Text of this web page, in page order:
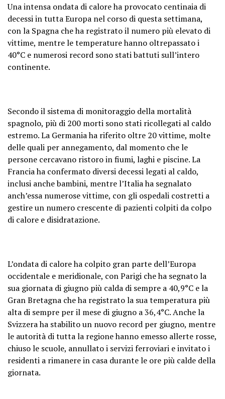
Una intensa ondata di calore ha provocato centinaia di
decessi in tutta Europa nel corso di questa settimana,
con la Spagna che ha registrato il numero più elevato di
vittime, mentre le temperature hanno oltrepassato i
40°C e numerosi record sono stati battuti sull’intero
continente.
Secondo il sistema di monitoraggio della mortalità
spagnolo, più di 200 morti sono stati ricollegati al caldo
estremo. La Germania ha riferito oltre 20 vittime, molte
delle quali per annegamento, dal momento che le
persone cercavano ristoro in fiumi, laghi e piscine. La
Francia ha confermato diversi decessi legati al caldo,
inclusi anche bambini, mentre l’Italia ha segnalato
anch’essa numerose vittime, con gli ospedali costretti a
gestire un numero crescente di pazienti colpiti da colpo
di calore e disidratazione.
L’ondata di calore ha colpito gran parte dell’Europa
occidentale e meridionale, con Parigi che ha segnato la
sua giornata di giugno più calda di sempre a 40,9°C e la
Gran Bretagna che ha registrato la sua temperatura più
alta di sempre per il mese di giugno a 36,4°C. Anche la
Svizzera ha stabilito un nuovo record per giugno, mentre
le autorità di tutta la regione hanno emesso allerte rosse,
chiuso le scuole, annullato i servizi ferroviari e invitato i
residenti a rimanere in casa durante le ore più calde della
giornata.